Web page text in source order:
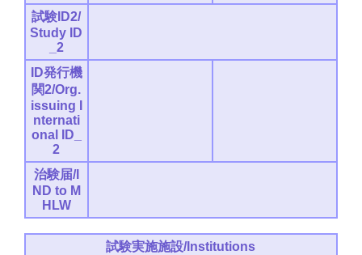
試験ID2/
Study ID
_2
ID発行機
関2/Org.
issuing I
nternati
onal ID_
2
治験届/I
ND to M
HLW
試験実施施設/Institutions